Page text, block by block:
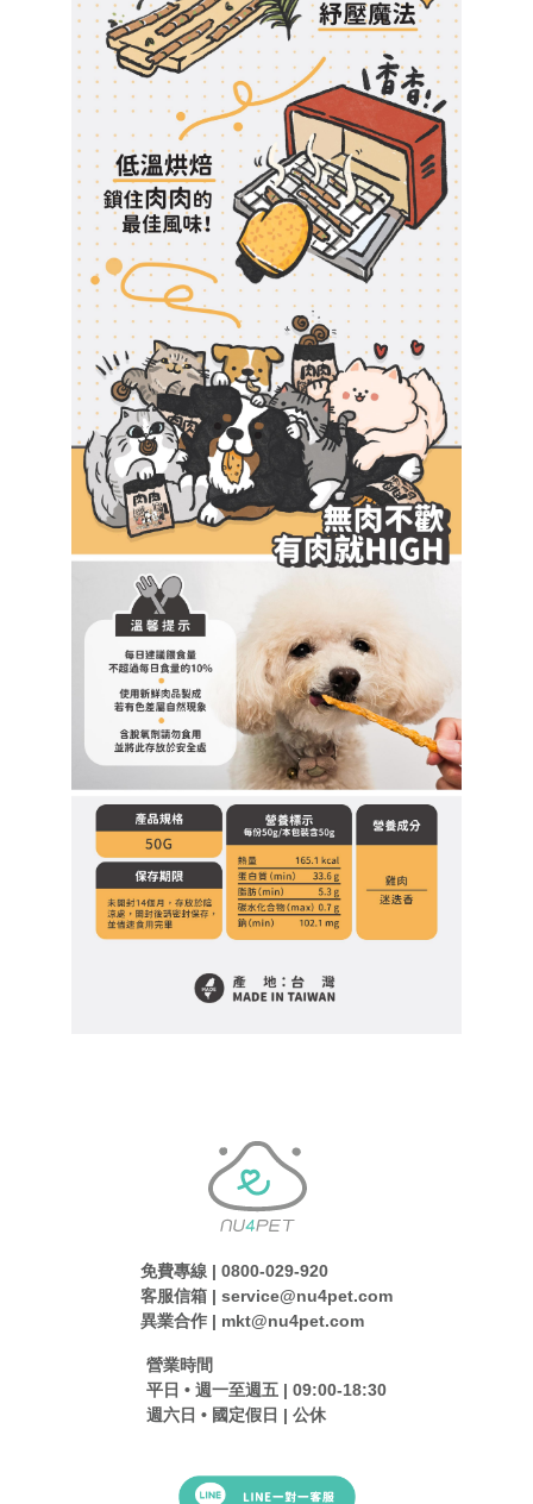
免費專線 | 0800-029-920
客服信箱 | service@nu4pet.com
異業合作 | mkt@nu4pet.com
營業時間
平日 • 週一至週五 | 09:00-18:30
週六日 • 國定假日 | 公休